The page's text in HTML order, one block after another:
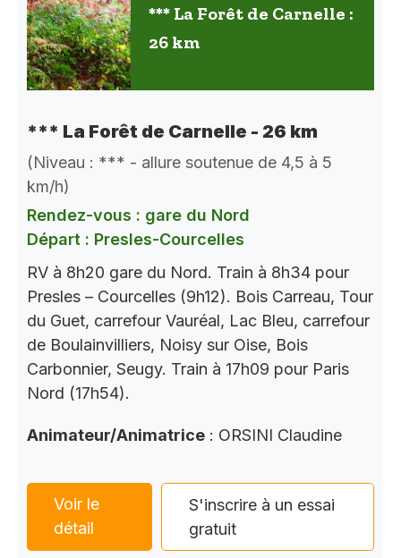
*** La Forêt de Carnelle :
26 km
*** La Forêt de Carnelle - 26 km
(Niveau : *** - allure soutenue de 4,5 à 5
km/h)
Rendez-vous : gare du Nord
Départ : Presles-Courcelles
RV à 8h20 gare du Nord. Train à 8h34 pour
Presles – Courcelles (9h12). Bois Carreau, Tour
du Guet, carrefour Vauréal, Lac Bleu, carrefour
de Boulainvilliers, Noisy sur Oise, Bois
Carbonnier, Seugy. Train à 17h09 pour Paris
Nord (17h54).
Animateur/Animatrice : ORSINI Claudine
Voir le
détail
S'inscrire à un essai
gratuit